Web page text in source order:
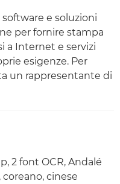
e soluzioni
per fornire stampa
a Internet e servizi
esigenze. Per
un rappresentante di
2 font OCR, Andalé
coreano, cinese